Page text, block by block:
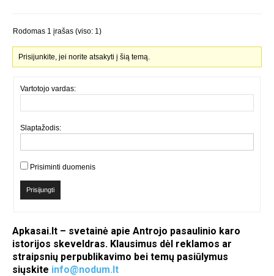
Rodomas 1 įrašas (viso: 1)
Prisijunkite, jei norite atsakyti į šią temą.
Vartotojo vardas:
Slaptažodis:
Prisiminti duomenis
Prisijungti
Apkasai.lt – svetainė apie Antrojo pasaulinio karo
istorijos skeveldras. Klausimus dėl reklamos ar
straipsnių perpublikavimo bei temų pasiūlymus
siųskite info@nodum.lt